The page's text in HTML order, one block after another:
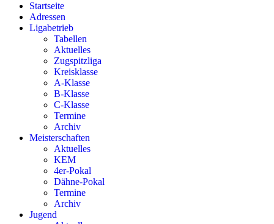
Startseite
Adressen
Ligabetrieb
Tabellen
Aktuelles
Zugspitzliga
Kreisklasse
A-Klasse
B-Klasse
C-Klasse
Termine
Archiv
Meisterschaften
Aktuelles
KEM
4er-Pokal
Dähne-Pokal
Termine
Archiv
Jugend